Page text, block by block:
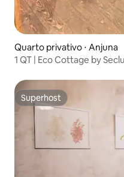
Quarto privativo ⋅ Anjuna
1 QT | Eco Cottage by
Superhost
Superhost